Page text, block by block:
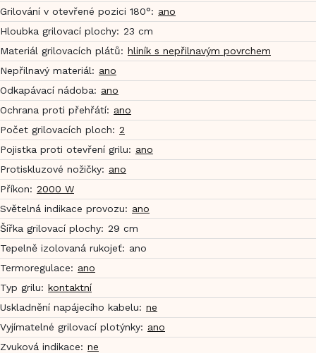
Grilování v otevřené pozici 180°: ano
Hloubka grilovací plochy: 23 cm
Materiál grilovacích plátů: hliník s nepřilnavým povrchem
Nepřilnavý materiál: ano
Odkapávací nádoba: ano
Ochrana proti přehřátí: ano
Počet grilovacích ploch: 2
Pojistka proti otevření grilu: ano
Protiskluzové nožičky: ano
Příkon: 2000 W
Světelná indikace provozu: ano
Šířka grilovací plochy: 29 cm
Tepelně izolovaná rukojeť: ano
Termoregulace: ano
Typ grilu: kontaktní
Uskladnění napájecího kabelu: ne
Vyjímatelné grilovací plotýnky: ano
Zvuková indikace: ne